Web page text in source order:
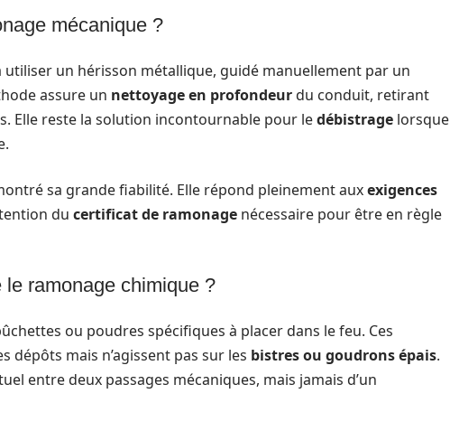
mécanique ?
utiliser un hérisson métallique, guidé manuellement par un
assure un nettoyage en profondeurdu conduit, retirant
Elle reste la solution incontournable pour ledébistrage lorsque
sa grande fiabilité. Elle répond pleinement auxexigences
du certificat de ramonage nécessaire pour être en règle
ramonage chimique ?
ou poudres spécifiques à placer dans le feu. Ces
mais n’agissent pas sur les bistres ou goudrons épais.
entre deux passages mécaniques, mais jamais d’un